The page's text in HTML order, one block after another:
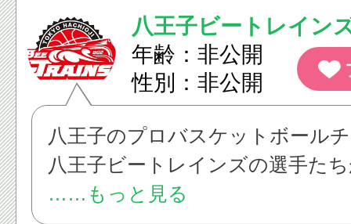
八王子ビートレイン
年齢：非公開
性別：非公開
八王子のプロバスケットボール
八王子ビートレインズの選手た
子を投稿していきます！
……もっと見る